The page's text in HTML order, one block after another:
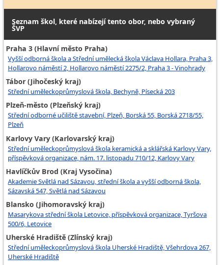
Seznam škol, které nabízejí tento obor, nebo vybraný
ŠVP
Praha 3 (Hlavní město Praha)
Vyšší odborná škola a Střední umělecká škola Václava Hollara, Praha 3,
Hollarovo náměstí 2, Hollarovo náměstí 2275/2, Praha 3 - Vinohrady
Tábor (Jihočeský kraj)
Střední uměleckoprůmyslová škola, Bechyně, Písecká 203
Plzeň-město (Plzeňský kraj)
Střední odborné učiliště stavební, Plzeň, Borská 55, Borská 2718/55,
Plzeň
Karlovy Vary (Karlovarský kraj)
Střední uměleckoprůmyslová škola keramická a sklářská Karlovy Vary,
příspěvková organizace, nám. 17. listopadu 710/12, Karlovy Vary
Havlíčkův Brod (Kraj Vysočina)
Akademie Světlá nad Sázavou, střední škola a vyšší odborná škola,
Sázavská 547, Světlá nad Sázavou
Blansko (Jihomoravský kraj)
Masarykova střední škola Letovice, příspěvková organizace, Tyršova
500/6, Letovice
Uherské Hradiště (Zlínský kraj)
Střední uměleckoprůmyslová škola Uherské Hradiště, Všehrdova 267,
Uherské Hradiště